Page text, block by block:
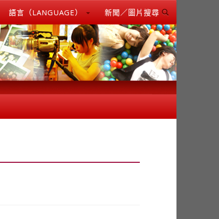
語言（LANGUAGE） 新聞／圖片搜尋